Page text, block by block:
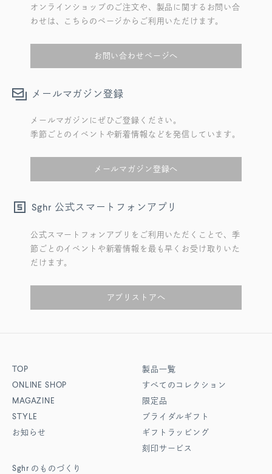
オンラインショップのご注文や、製品に関するお問い合
わせは、こちらのページからご利用いただけます。
お問い合わせページへ
メールマガジン登録
メールマガジンにぜひご登録ください。
季節ごとのイベントや新着情報などを発信しています。
メールマガジン登録へ
Sghr 公式スマートフォンアプリ
公式スマートフォンアプリをご利用いただくことで、季
節ごとのイベントや新着情報を最も早くお受け取りいた
だけます。
アプリストアへ
TOP
ONLINE SHOP
MAGAZINE
STYLE
お知らせ
Sghr のものづくり
製品一覧
すべてのコレクション
限定品
ブライダルギフト
ギフトラッピング
刻印サービス